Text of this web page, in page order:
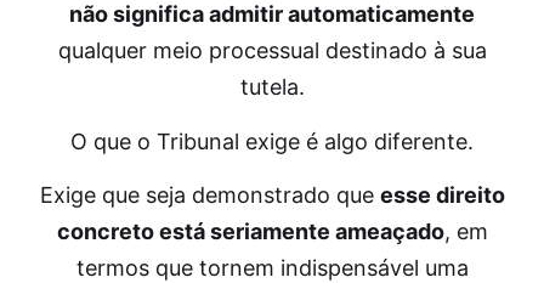
não significa admitir automaticamente
qualquer meio processual destinado à sua
tutela.
O que o Tribunal exige é algo diferente.
Exige que seja demonstrado que esse direito
concreto está seriamente ameaçado, em
termos que tornem indispensável uma